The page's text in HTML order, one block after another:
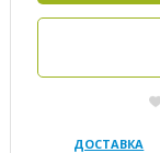
ДОСТАВКА